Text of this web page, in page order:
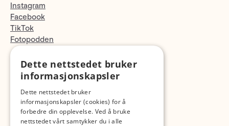
Instagram
Facebook
TikTok
Fotopodden
Med forbehold om skrive- og lagerfeil
Dette nettstedet bruker
informasjonskapsler
Dette nettstedet bruker
informasjonskapsler (cookies) for å
forbedre din opplevelse. Ved å bruke
nettstedet vårt samtykker du i alle